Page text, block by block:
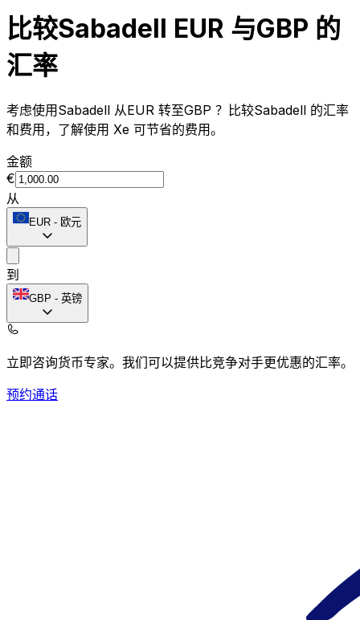
比较Sabadell EUR 与GBP 的
汇率
考虑使用Sabadell 从EUR 转至GBP ？比较Sabadell 的汇率
和费用，了解使用 Xe 可节省的费用。
金额
€
从
EUR - 欧元
到
GBP - 英镑
立即咨询货币专家。 我们可以提供比竞争对手更优惠的汇率。
预约通话